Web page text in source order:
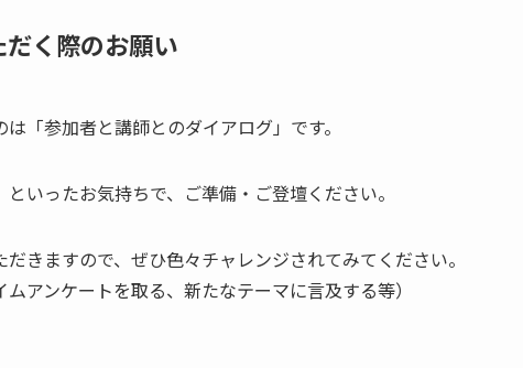
く際のお願い
「参加者と講師とのダイアログ」です。
いったお気持ちで、ご準備・ご登壇ください。
きますので、ぜひ色々チャレンジされてみてください。
アンケートを取る、新たなテーマに言及する等）